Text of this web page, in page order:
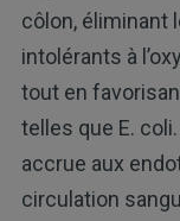
côlon, éliminant
intolérants à
tout en
telles que E.
accrue aux
circulation